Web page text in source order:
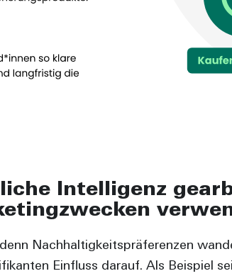
Intelligenz
Nachhaltigkeitspräferenzen
Einfluss darauf. Als Beispiel